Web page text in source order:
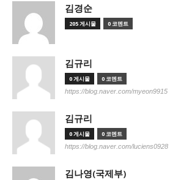
김경순
205 게시물 0 코멘트
김규리
0 게시물 0 코멘트
https://blog.naver.com/myeon9915
김규리
0 게시물 0 코멘트
https://blog.naver.com/luciens0928
김나영(국제부)